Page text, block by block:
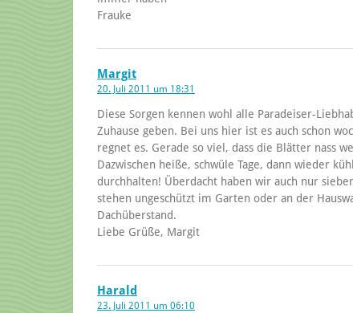
Frauke
Margit
20. Juli 2011 um 18:31
Diese Sorgen kennen wohl alle Paradeiser-
Zuhause geben. Bei uns hier ist es auch schon
regnet es. Gerade so viel, dass die Blätter nass
Dazwischen heiße, schwüle Tage, dann wieder
durchhalten! Überdacht haben wir auch nur
stehen ungeschützt im Garten oder an der
Dachüberstand.
Liebe Grüße, Margit
Harald
23. Juli 2011 um 06:10